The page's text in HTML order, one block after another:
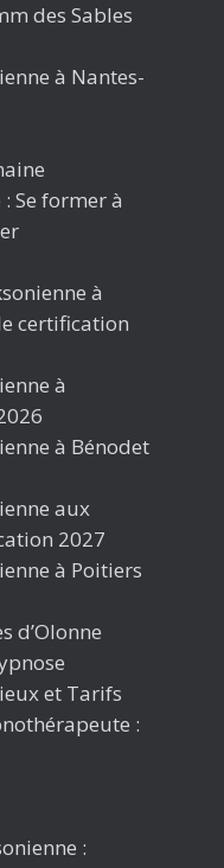
des Sables
à Nantes-
Se former à
à
certification
à
à Bénodet
aux
2027
à Poitiers
d’Olonne
et Tarifs
:
: